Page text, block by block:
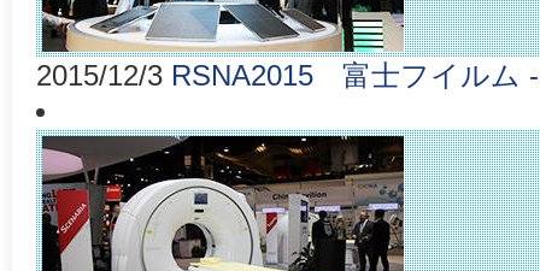
2015/12/3 RSNA2015 富士フイルム